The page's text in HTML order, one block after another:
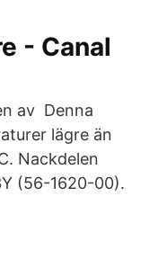
- Canal
av Denna
lägre än
Nackdelen
(56-1620-00).